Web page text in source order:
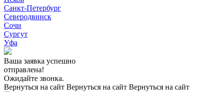
Санкт-Петербург
Северодвинск
Сочи
Сургут
Уфа
Ваша заявка успешно
отправлена!
Ожидайте звонка.
Вернуться на сайт Вернуться на сайт Вернуться на сайт